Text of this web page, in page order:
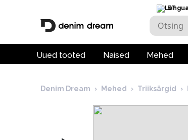
ET
Uued tooted Naised Mehed
Denim Dream › Mehed › Triiksärgid ›